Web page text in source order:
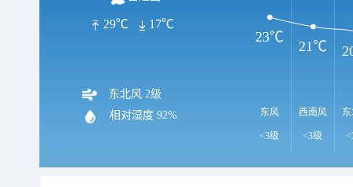
29℃ 17℃
东北风 2级
相对湿度 92% 东风
<3级
西南风
<3级
23℃
21℃